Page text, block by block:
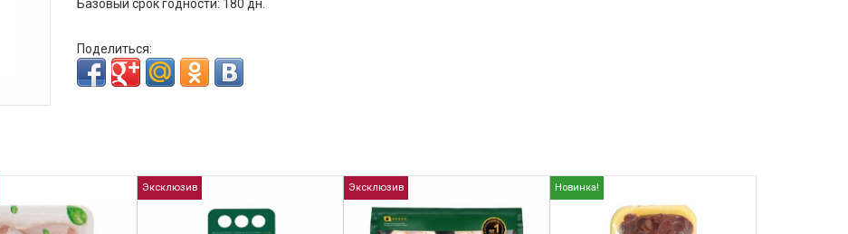
Базовый срок годности: 180 дн.
Поделиться:
Эксклюзив Эксклюзив Новинка!